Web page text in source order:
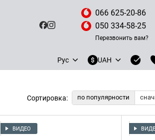
066 625-20-86
050 334-58-25
Перезвонить вам?
Рус UAH
Сортировка: по популярности
ВИДЕО